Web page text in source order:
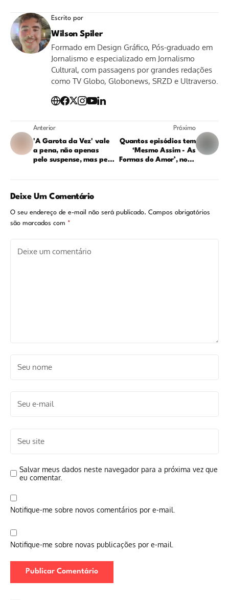
Escrito por
Wilson Spiler
Formado em Design Gráfico, Pós-graduado em
Jornalismo e especializado em Jornalismo
Cultural, com passagens por grandes redações
como TV Globo, Globonews, SRZD e Ultraverso.
Anterior
'A Garota da Vez' vale
a pena, não apenas
pelo suspense, mas pela
Próximo
Quantos episódios tem
‘Mesmo Assim - As
Formas do Amor’, novo
Deixe Um Comentário
O seu endereço de e-mail não será publicado. Campos obrigatórios
são marcados com *
Salvar meus dados neste navegador para a próxima vez que
eu comentar.
Notifique-me sobre novos comentários por e-mail.
Notifique-me sobre novas publicações por e-mail.